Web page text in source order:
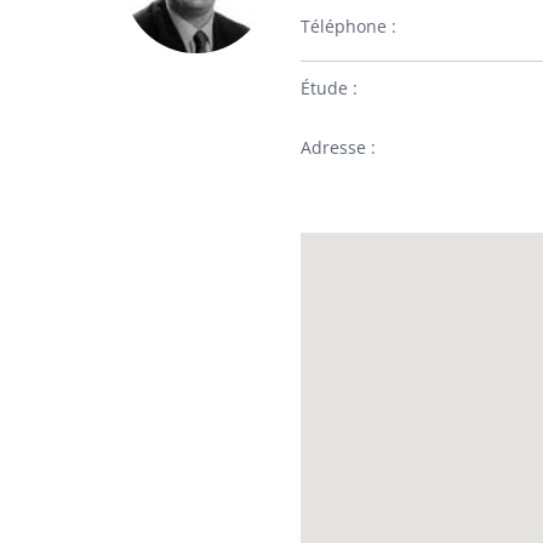
Téléphone
Étude
Adresse